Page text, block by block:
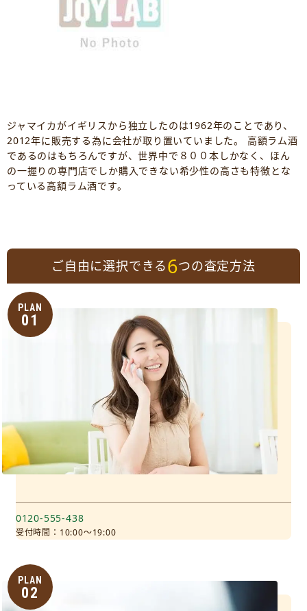
ジャマイカがイギリスから独立したのは1962年のことであり、
2012年に販売する為に会社が取り置いていました。 高額ラム酒
であるのはもちろんですが、世界中で８００本しかなく、ほん
の一握りの専門店でしか購入できない希少性の高さも特徴とな
っている高額ラム酒です。
ご自由に選択できる6つの査定方法
PLAN
01
0120-555-438
受付時間：10:00～19:00
PLAN
02